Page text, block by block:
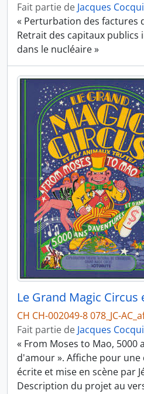
Fait partie de Jacques
« Perturbation des factures
Retrait des capitaux publics
dans le nucléaire »
CH CH-002049-8 078_JC-
Fait partie de Jacques
« From Moses to Mao, 5000
d'amour ». Affiche pour
écrite et mise en scène par
Description du projet au